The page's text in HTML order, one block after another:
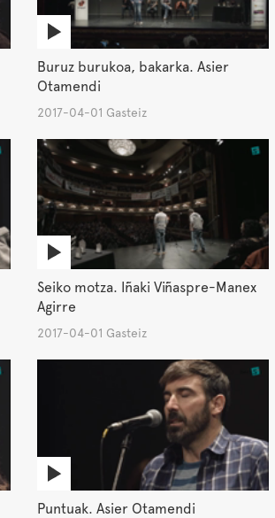
Buruz burukoa, bakarka. Asier
Otamendi
2017-04-01 Gasteiz
Seiko motza. Iñaki Viñaspre-Manex
Agirre
2017-04-01 Gasteiz
Puntuak. Asier Otamendi